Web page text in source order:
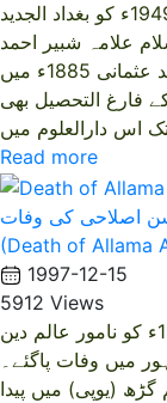
علامہ شبیر احمد عثمانی ٭13 دسمبر 1949ء کو بغداد الجدید
علامہ شبیر احمد
عثمانی کا انتقال ہوگیا۔ علامہ شبیر احمد عثمانی 1885ء میں
کے فارغ التحصیل بھی
Read more
اصلاحی کی وفات
(Death of Allama
1997-12-15
5912 Views
علامہ امین احسن اصلاحی ٭15 دسمبر 1997ء کو نامور عالم دین
میں وفات پاگئے۔
1904ء میں اعظم گڑھ (یوپی) میں پیدا